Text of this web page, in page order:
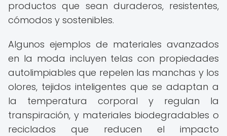
productos que sean duraderos, resistentes,
cómodos y sostenibles.
Algunos ejemplos de materiales avanzados
en la moda incluyen telas con propiedades
autolimpiables que repelen las manchas y los
olores, tejidos inteligentes que se adaptan a
la temperatura corporal y regulan la
transpiración, y materiales biodegradables o
reciclados que reducen el impacto